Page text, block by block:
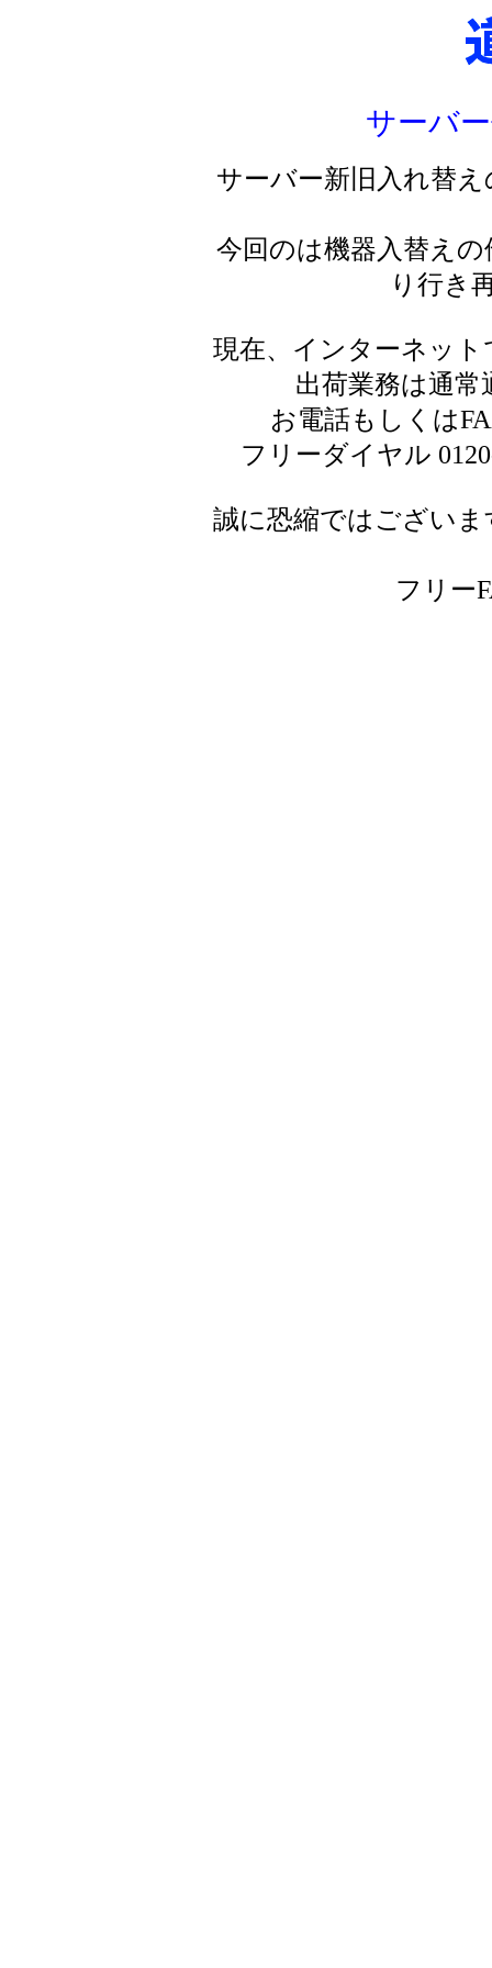
サーバ
サーバー新旧入れ替
今回のは機器入替え
り行き
現在、インターネッ
出荷業務は通
お電話もしくは
フリーダイヤル
誠に恐縮ではござい
フリー